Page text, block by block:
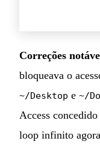
Correções
bloqueava o
~/Desktop e ~/
Access
loop infinito agora